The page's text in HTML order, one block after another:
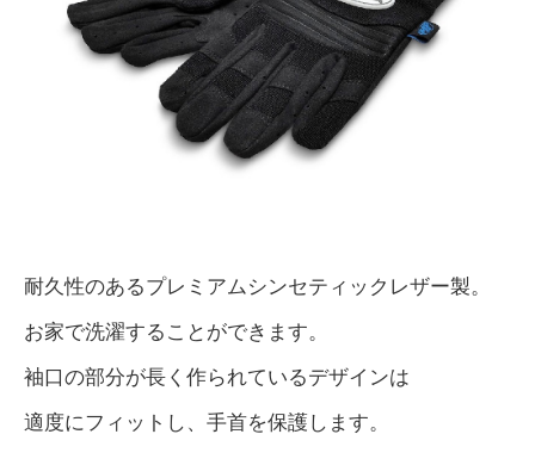
耐久性のあるプレミアムシンセティックレザー製。
お家で洗濯することができます。
袖口の部分が長く作られているデザインは
適度にフィットし、手首を保護します。